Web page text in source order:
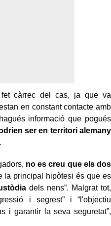
fet càrrec del cas, ja que va
en constant contacte amb
informació que pogués
ser en territori alemany
no es creu que els dos
la principal hipòtesi és que es
dels nens”. Malgrat tot,
i segrest” i “l'objectiu
i garantir la seva seguretat”,